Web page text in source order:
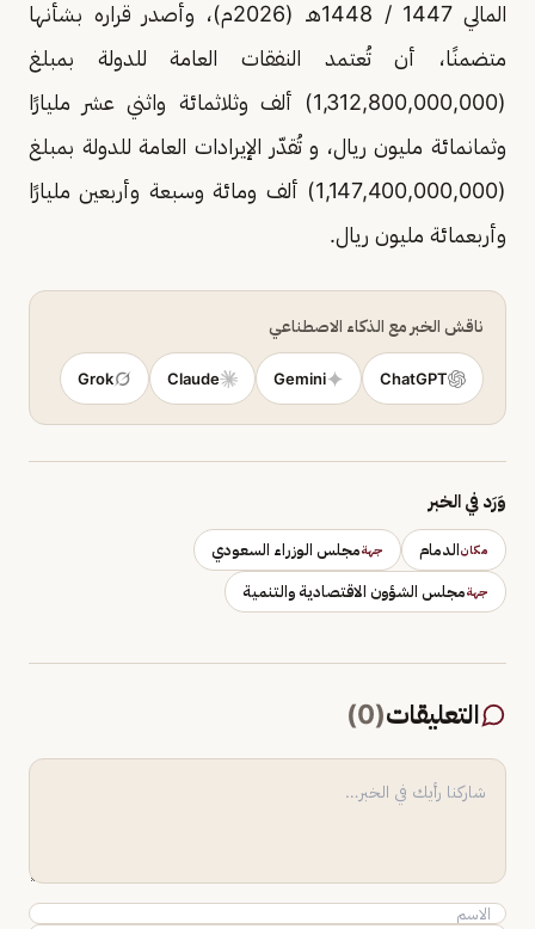
المالي 1447 / 1448هـ (2026م)، وأصدر قراره بشأنها
متضمنًا، أن تُعتمد النفقات العامة للدولة بمبلغ
(1,312,800,000,000) ألف وثلاثمائة واثني عشر مليارًا
وثمانمائة مليون ريال، و تُقدّر الإيرادات العامة للدولة بمبلغ
(1,147,400,000,000) ألف ومائة وسبعة وأربعين مليارًا
وأربعمائة مليون ريال.
ناقش الخبر مع الذكاء الاصطناعي
ChatGPT
Gemini
Claude
Grok
وَرَد في الخبر
مكانالدمام جهةمجلس الوزراء السعودي
جهةمجلس الشؤون الاقتصادية والتنمية
التعليقات(
0
)